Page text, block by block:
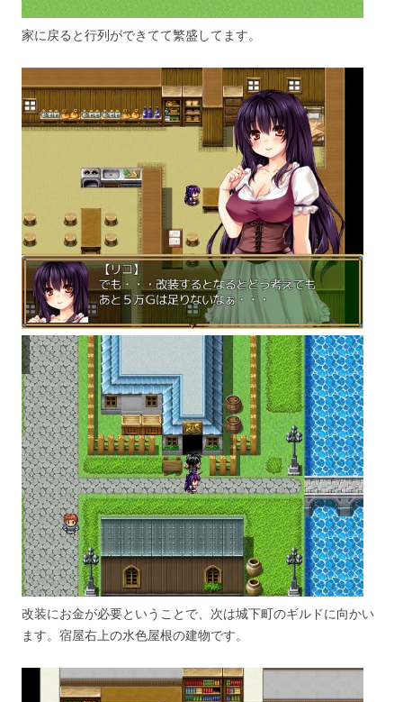
家に戻ると行列ができてて繁盛してます。
改装にお金が必要ということで、次は城下町のギルドに向かい
ます。宿屋右上の水色屋根の建物です。